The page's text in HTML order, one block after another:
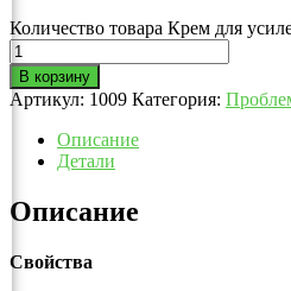
Количество товара Крем для
В корзину
Артикул: 1009 Категория:
Описание
Детали
Описание
Свойства